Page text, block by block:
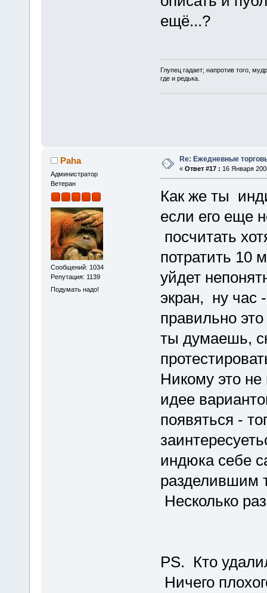
ещё...?
Глупец гадает; нaпротив того,
где и редька.
Paha
Администратор
Ветеран
Сообщений: 1034
Репутация: 1139
Подумать надо!
Re: Ежедневные
« Ответ #17 : 16 Января
Как же ты
если его еще
посчитать
потратить 10
уйдет
экран, ну час
правильно
ты думаешь,
Никому это
идее
появяться -
индюка себе
разделившим
Несколько
PS. Кто
Ничего